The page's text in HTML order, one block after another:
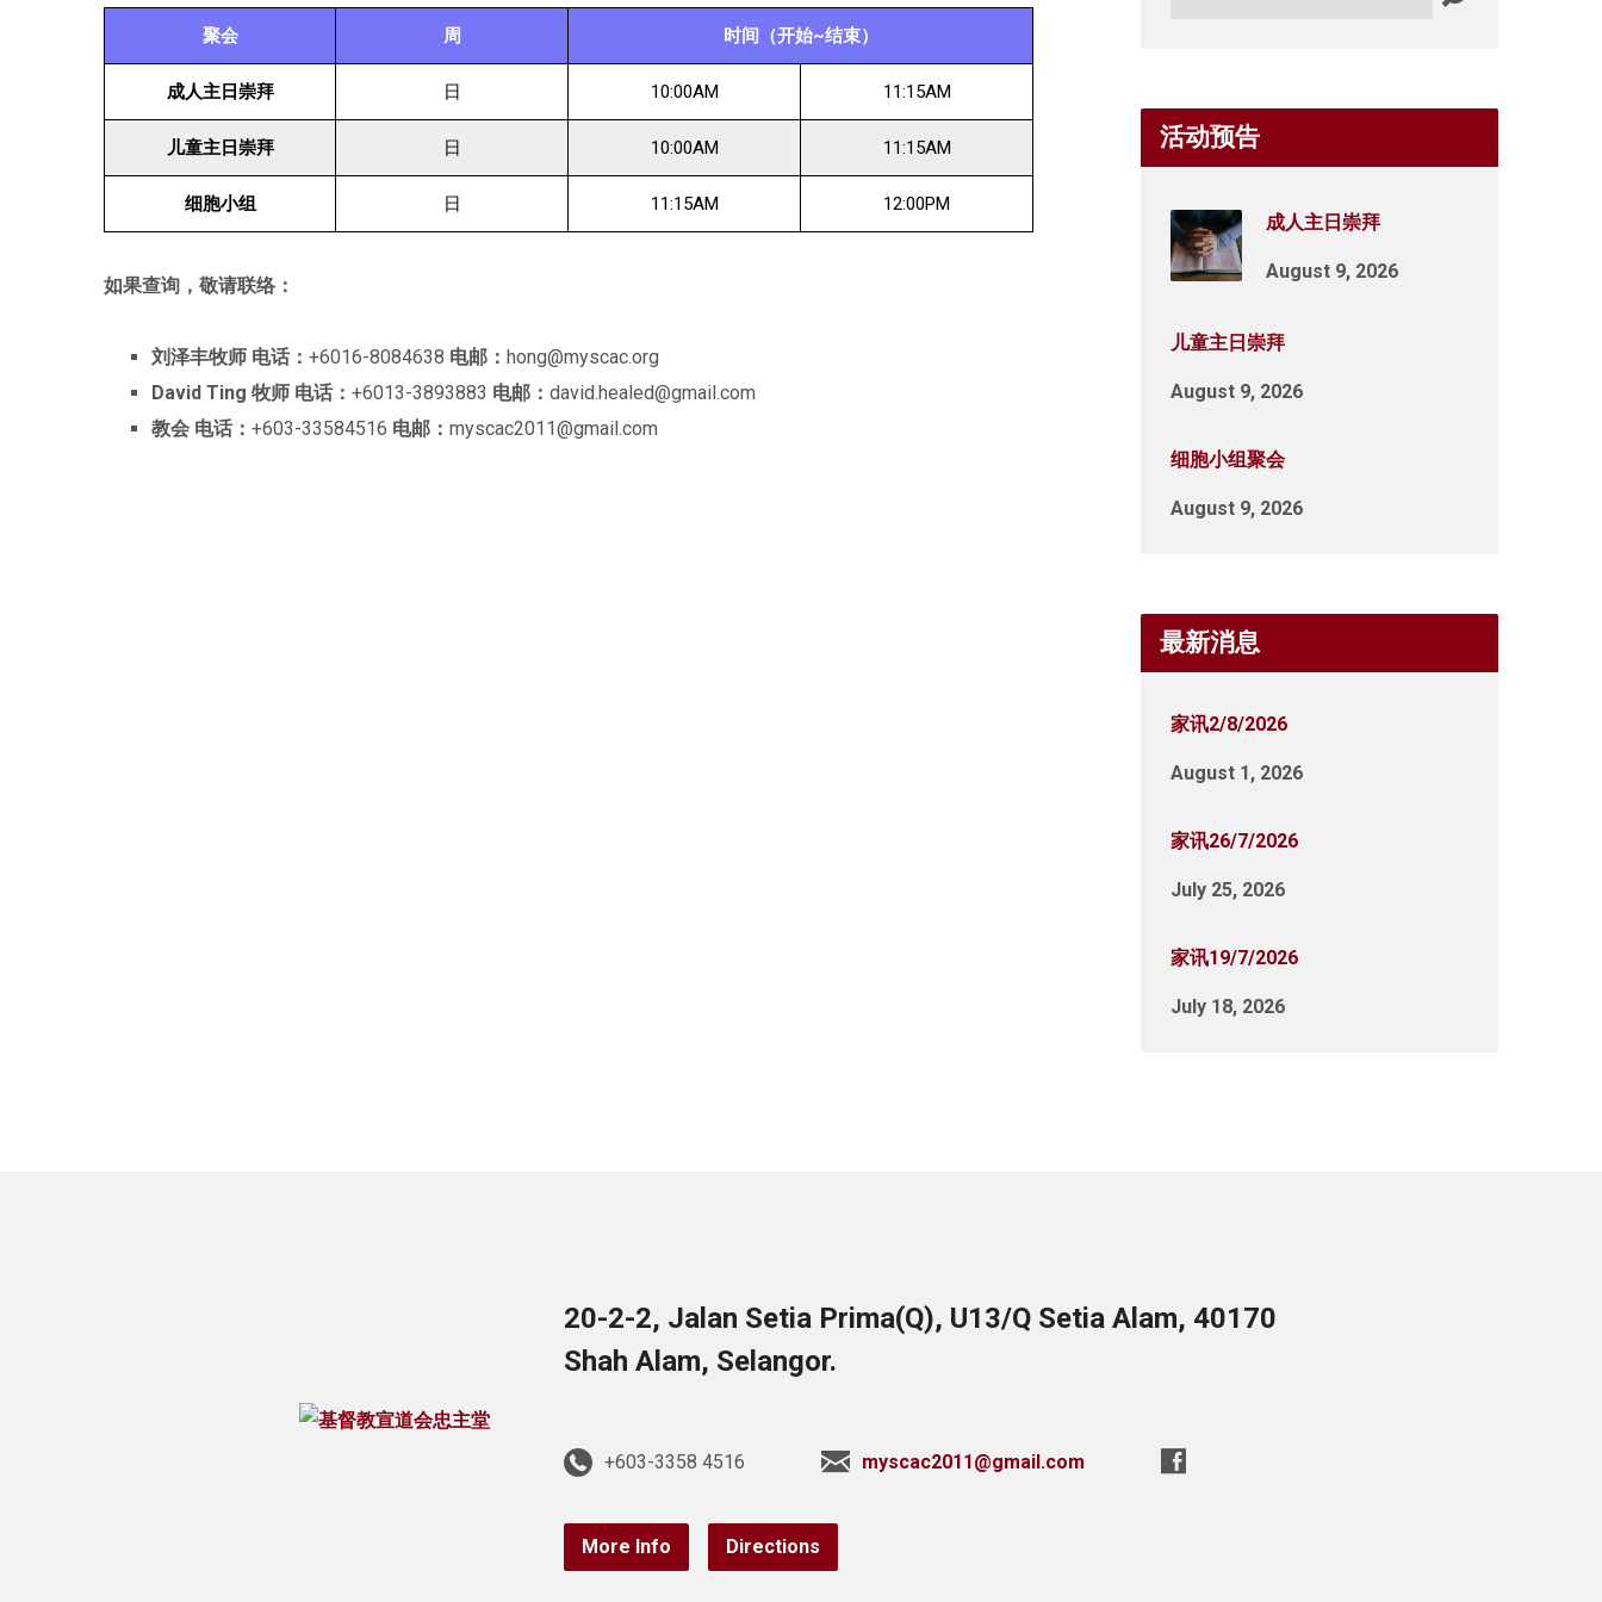
聚会 周 时间（开始~结束）
成人主日崇拜 日 10:00AM 11:15AM
儿童主日崇拜 日 10:00AM 11:15AM
细胞小组 日 11:15AM 12:00PM
如果查询，敬请联络：
刘泽丰牧师 电话： +6016-8084638 电邮： hong@myscac.org
David Ting 牧师 电话： +6013-3893883 电邮： david.healed@gmail.com
教会 电话： +603-33584516 电邮： myscac2011@gmail.com
活动预告
成人主日崇拜
August 9, 2026
儿童主日崇拜
August 9, 2026
细胞小组聚会
August 9, 2026
最新消息
家讯2/8/2026
August 1, 2026
家讯26/7/2026
July 25, 2026
家讯19/7/2026
July 18, 2026
20-2-2, Jalan Setia Prima(Q), U13/Q Setia Alam, 40170
Shah Alam, Selangor.
+603-3358 4516 myscac2011@gmail.com
More Info Directions